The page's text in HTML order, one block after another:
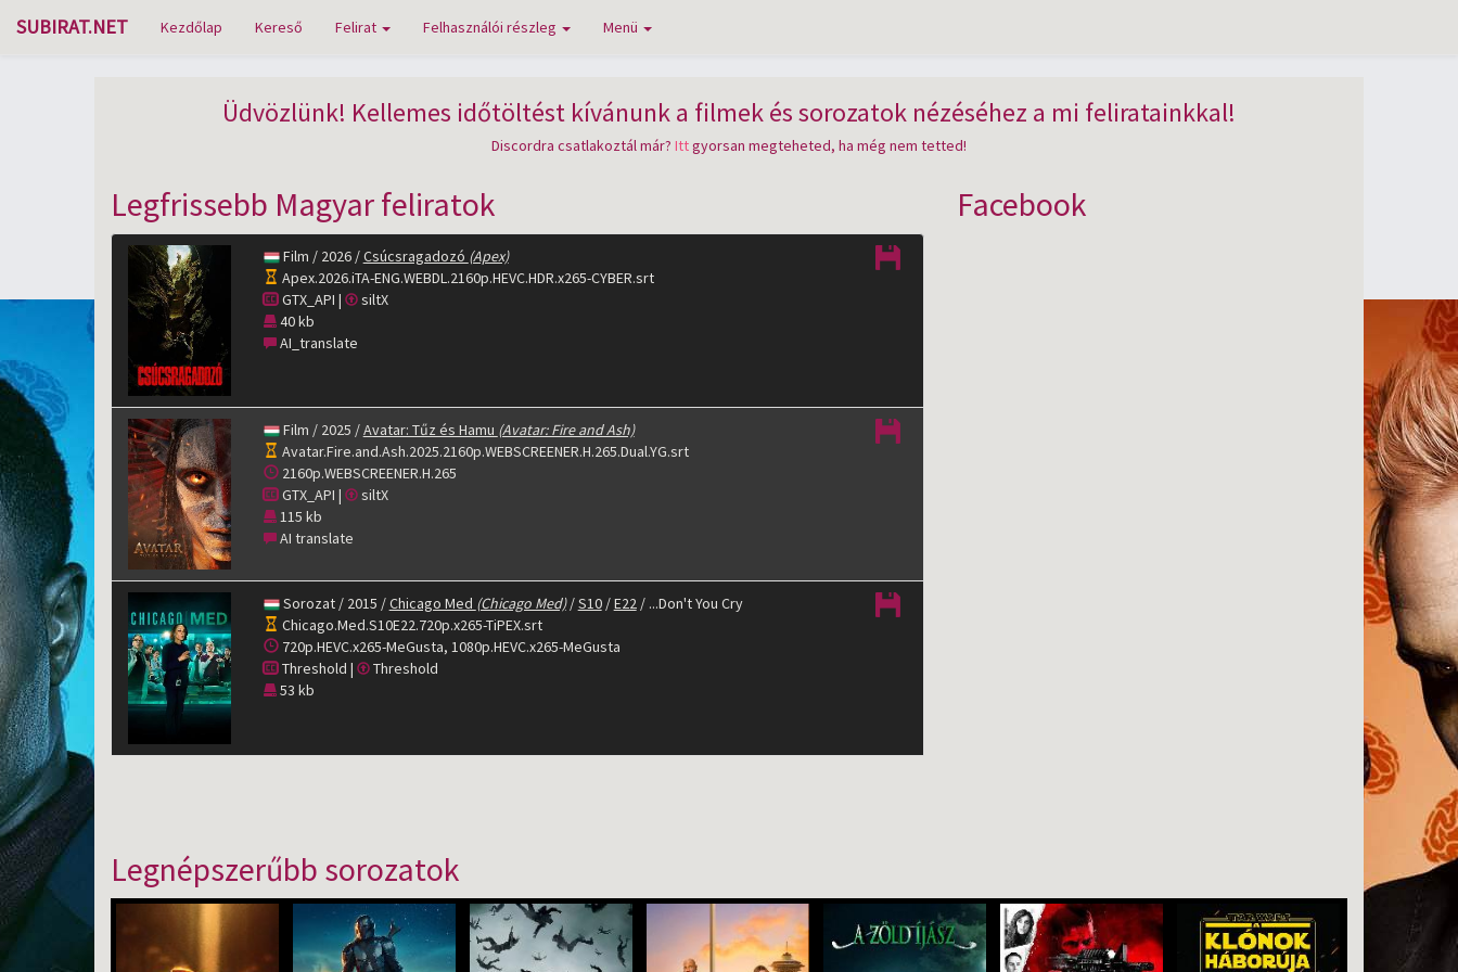
SUBIRAT.NET Kezdőlap Kereső Felirat Felhasználói részleg Menü
Üdvözlünk! Kellemes időtöltést kívánunk a filmek és sorozatok nézéséhez a mi feliratainkkal!
Discordra csatlakoztál már? Ittgyorsan megteheted, ha még nem tetted!
Legfrissebb Magyar feliratok
Film / 2026 /Csúcsragadozó (Apex)
Apex.2026.iTA-ENG.WEBDL.2160p.HEVC.HDR.x265-CYBER.srt
GTX_API |
siltX
40 kb
AI_translate
Film / 2025 /Avatar: Tűz és Hamu (Avatar: Fire and Ash)
Avatar.Fire.and.Ash.2025.2160p.WEBSCREENER.H.265.Dual.YG.srt
2160p.WEBSCREENER.H.265
GTX_API |
siltX
115 kb
AI translate
Sorozat / 2015 /Chicago Med (Chicago Med)/S10/E22/ ...Don't You Cry
Chicago.Med.S10E22.720p.x265-TiPEX.srt
720p.HEVC.x265-MeGusta, 1080p.HEVC.x265-MeGusta
Threshold |
Threshold
53 kb
Facebook
Legnépszerűbb sorozatok